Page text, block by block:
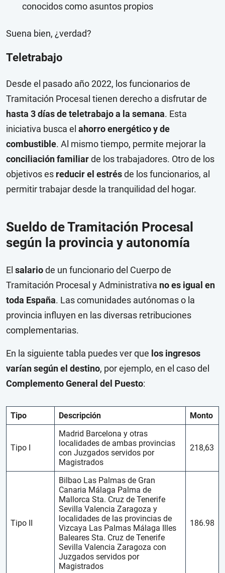
conocidos como asuntos propios
Suena bien, ¿verdad?
Teletrabajo
Desde el pasado año 2022, los funcionarios de
Tramitación Procesal tienen derecho a disfrutar de
hasta 3 días de teletrabajo a la semana. Esta
iniciativa busca el ahorro energético y de
combustible. Al mismo tiempo, permite mejorar la
conciliación familiarde los trabajadores. Otro de los
objetivos es reducir el estrésde los funcionarios, al
permitir trabajar desde la tranquilidad del hogar.
Sueldo de Tramitación Procesal
según la provincia y autonomía
El salariode un funcionario del Cuerpo de
Tramitación Procesal y Administrativa no es igual en
toda España. Las comunidades autónomas o la
provincia influyen en las diversas retribuciones
complementarias.
En la siguiente tabla puedes ver que los ingresos
varían según el destino, por ejemplo, en el caso del
Complemento General del Puesto:
Tipo Descripción Monto
Tipo I
Madrid Barcelona y otras
localidades de ambas provincias
con Juzgados servidos por
Magistrados
218,63
Tipo II
Bilbao Las Palmas de Gran
Canaria Málaga Palma de
Mallorca Sta. Cruz de Tenerife
Sevilla Valencia Zaragoza y
localidades de las provincias de
Vizcaya Las Palmas Málaga Illes
Baleares Sta. Cruz de Tenerife
Sevilla Valencia Zaragoza con
Juzgados servidos por
Magistrados
186.98